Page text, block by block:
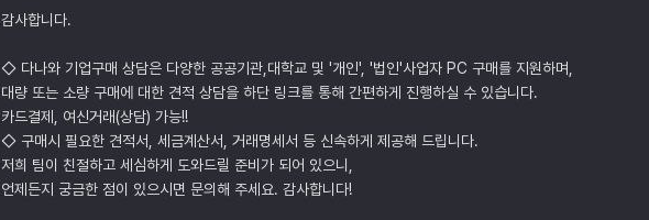
감사합니다.
◇ 다나와 기업구매 상담은 다양한 공공기관,대학교 및 '개인', '법인'사업자 PC 구매를 지원하며,
대량 또는 소량 구매에 대한 견적 상담을 하단 링크를 통해 간편하게 진행하실 수 있습니다.
카드결제, 여신거래(상담) 가능!!
◇ 구매시 필요한 견적서, 세금계산서, 거래명세서 등 신속하게 제공해 드립니다.
저희 팀이 친절하고 세심하게 도와드릴 준비가 되어 있으니,
언제든지 궁금한 점이 있으시면 문의해 주세요. 감사합니다!